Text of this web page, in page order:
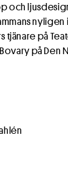
och
tjänare på
på Den